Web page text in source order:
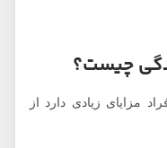
چیست؟
زیادی دارد از